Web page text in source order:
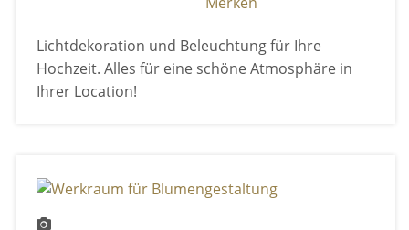
Lichtdekoration und Beleuchtung für Ihre
Hochzeit. Alles für eine schöne Atmosphäre in
Ihrer Location!